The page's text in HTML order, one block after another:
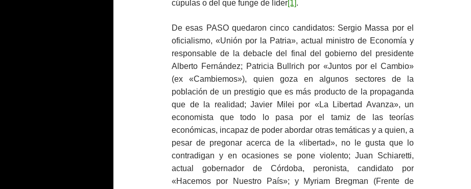
cúpulas o del que funge de líder[1].
De esas PASO quedaron cinco candidatos: Sergio Massa por el
oficialismo, «Unión por la Patria», actual ministro de Economía y
responsable de la debacle del final del gobierno del presidente
Alberto Fernández; Patricia Bullrich por «Juntos por el Cambio»
(ex «Cambiemos»), quien goza en algunos sectores de la
población de un prestigio que es más producto de la propaganda
que de la realidad; Javier Milei por «La Libertad Avanza», un
economista que todo lo pasa por el tamiz de las teorías
económicas, incapaz de poder abordar otras temáticas y a quien, a
pesar de pregonar acerca de la «libertad», no le gusta que lo
contradigan y en ocasiones se pone violento; Juan Schiaretti,
actual gobernador de Córdoba, peronista, candidato por
«Hacemos por Nuestro País»; y Myriam Bregman (Frente de